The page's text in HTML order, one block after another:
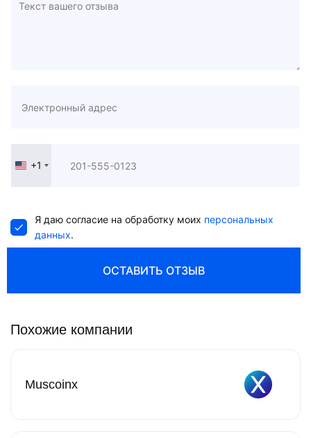
United
+1
Я даю согласие на обработку моих персональных
данных.
ОСТАВИТЬ ОТЗЫВ
Похожие компании
Muscoinx